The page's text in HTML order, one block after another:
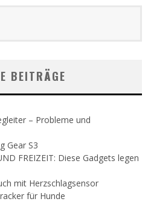
BEITRÄGE
– Probleme und
Gear S3
FREIZEIT: Diese Gadgets legen
mit Herzschlagsensor
für Hunde